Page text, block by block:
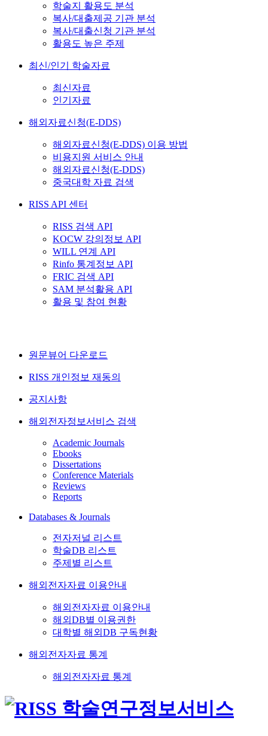
학술지 활용도 분석
복사/대출제공 기관 분석
복사/대출신청 기관 분석
활용도 높은 주제
최신/인기 학술자료
최신자료
인기자료
해외자료신청(E-DDS)
해외자료신청(E-DDS) 이용 방법
비용지원 서비스 안내
해외자료신청(E-DDS)
중국대학 자료 검색
RISS API 센터
RISS 검색 API
KOCW 강의정보 API
WILL 연계 API
Rinfo 통계정보 API
FRIC 검색 API
SAM 분석활용 API
활용 및 참여 현황
원문뷰어 다운로드
RISS 개인정보 재동의
공지사항
해외전자정보서비스 검색
Academic Journals
Ebooks
Dissertations
Conference Materials
Reviews
Reports
Databases & Journals
전자저널 리스트
학술DB 리스트
주제별 리스트
해외전자자료 이용안내
해외전자자료 이용안내
해외DB별 이용권한
대학별 해외DB 구독현황
해외전자자료 통계
해외전자자료 통계